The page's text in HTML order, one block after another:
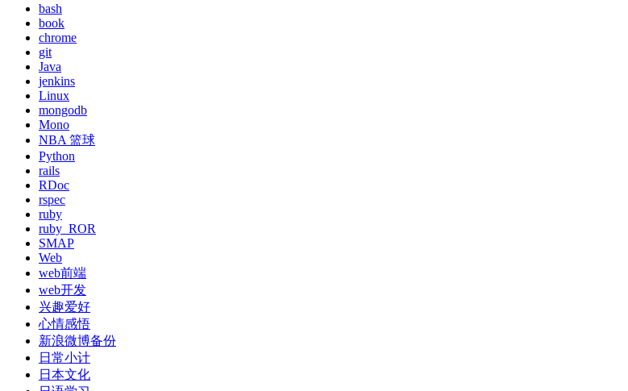
bash
book
chrome
git
Java
jenkins
Linux
mongodb
Mono
NBA 篮球
Python
rails
RDoc
rspec
ruby
ruby_ROR
SMAP
Web
web前端
web开发
兴趣爱好
心情感悟
新浪微博备份
日常小计
日本文化